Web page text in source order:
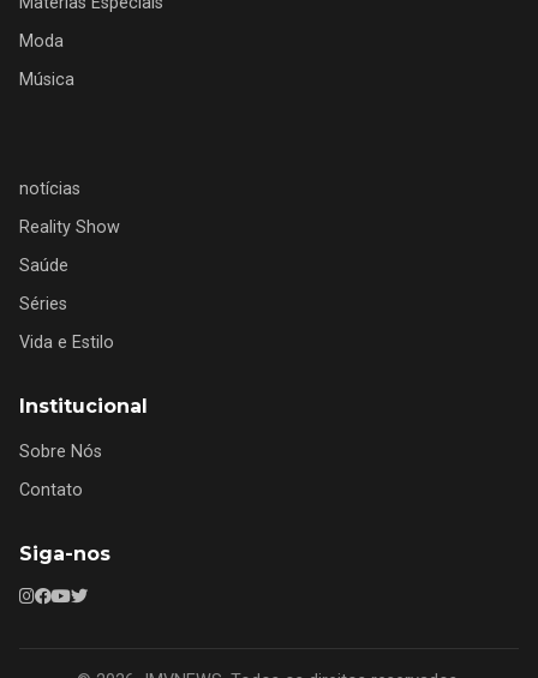
Moda
Música
notícias
Reality Show
Saúde
Séries
Vida e Estilo
Institucional
Sobre Nós
Contato
Siga-nos